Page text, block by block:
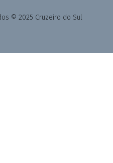
© 2025 Cruzeiro do Sul